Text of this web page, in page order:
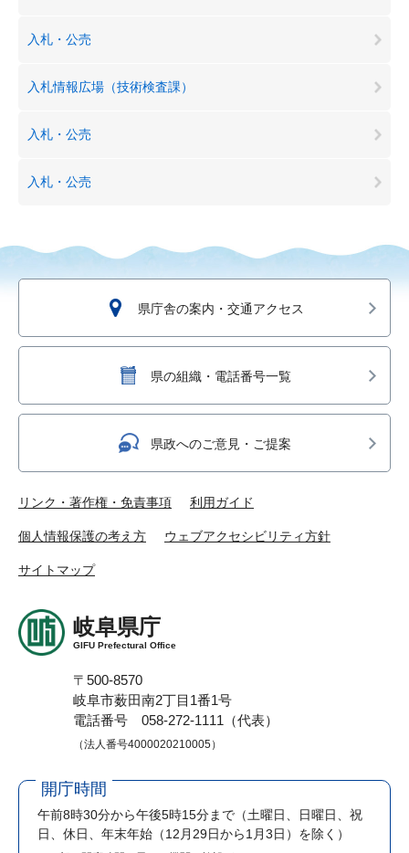
入札・公売
入札情報広場（技術検査課）
入札・公売
入札・公売
県庁舎の案内・交通アクセス
県の組織・電話番号一覧
県政へのご意見・ご提案
リンク・著作権・免責事項 利用ガイド
個人情報保護の考え方 ウェブアクセシビリティ方針
サイトマップ
岐阜県庁
GIFU Prefectural Office
〒500-8570
岐阜市薮田南2丁目1番1号
電話番号 058-272-1111（代表）
（法人番号4000020210005）
開庁時間
午前8時30分から午後5時15分まで （土曜日、日曜日、祝
日、休日、年末年始（12月29日から1月3日）を除く）